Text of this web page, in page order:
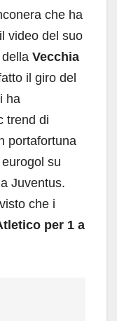
che ha
video del suo
Vecchia
il giro del
ha
trend di
portafortuna
su
Juventus.
che i
per 1 a